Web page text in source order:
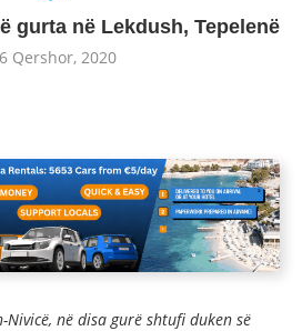
gurta në Lekdush, Tepelenë
Qershor, 2020
Nivicë, në disa gurë shtufi duken së